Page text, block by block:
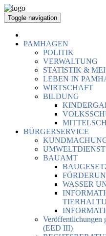
Toggle navigation
PAMHAGEN
POLITIK
VERWALTUNG
STATISTIK &
LEBEN IN
WIRTSCHAFT
BILDUNG
BÜRGERSERVICE
UMWELTDIENST
BAUAMT
WASSER
Veröffentlichungen
(EED III)